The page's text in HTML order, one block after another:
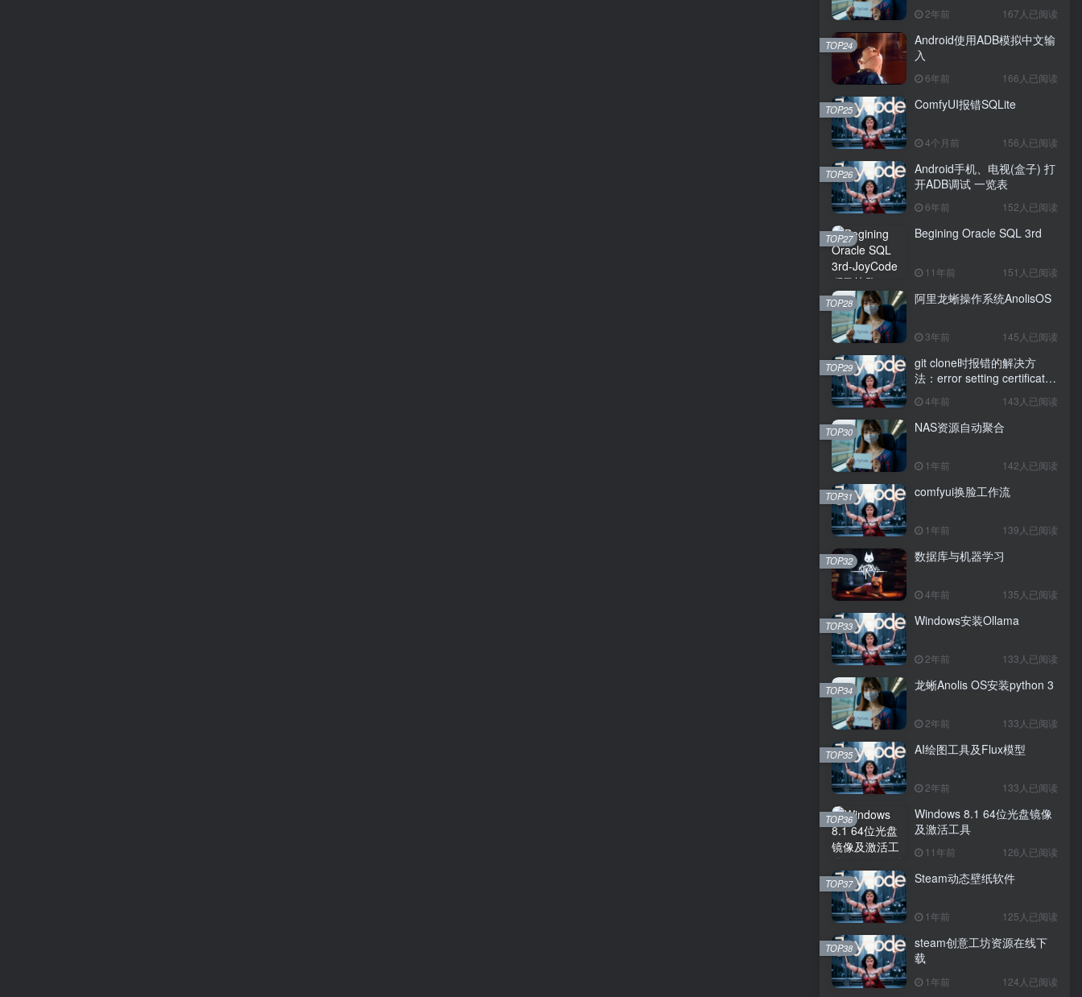
2年前 167人已阅读
Android使用ADB模拟中文输
入
6年前 166人已阅读
TOP24
ComfyUI报错SQLite
4个月前 156人已阅读
TOP25
Android手机、电视(盒子) 打
开ADB调试 一览表
6年前 152人已阅读
TOP26
Begining Oracle SQL 3rd
11年前 151人已阅读
TOP27
阿里龙蜥操作系统AnolisOS
3年前 145人已阅读
TOP28
git clone时报错的解决方
法：error setting certificate
4年前 143人已阅读
TOP29
NAS资源自动聚合
1年前 142人已阅读
TOP30
comfyui换脸工作流
1年前 139人已阅读
TOP31
数据库与机器学习
4年前 135人已阅读
TOP32
Windows安装Ollama
2年前 133人已阅读
TOP33
龙蜥Anolis OS安装python 3
2年前 133人已阅读
TOP34
AI绘图工具及Flux模型
2年前 133人已阅读
TOP35
Windows 8.1 64位光盘镜像
及激活工具
11年前 126人已阅读
TOP36
Steam动态壁纸软件
1年前 125人已阅读
TOP37
steam创意工坊资源在线下
载
1年前 124人已阅读
TOP38